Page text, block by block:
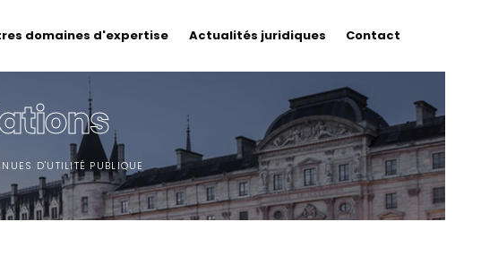
domaines d'expertise Actualités juridiques Contact
D'UTILITÉ PUBLIQUE